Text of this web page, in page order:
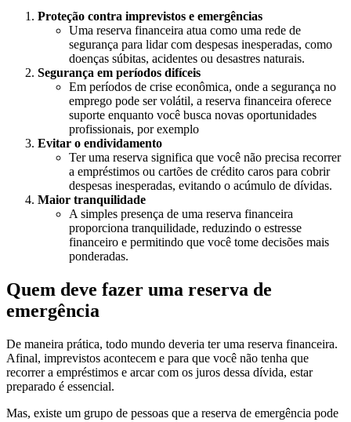
Proteção contra imprevistos e emergências
Uma reserva financeira atua como uma rede de
segurança para lidar com despesas inesperadas, como
doenças súbitas, acidentes ou desastres naturais.
Segurança em períodos difíceis
Em períodos de crise econômica, onde a segurança no
emprego pode ser volátil, a reserva financeira oferece
suporte enquanto você busca novas oportunidades
profissionais, por exemplo
Evitar o endividamento
Ter uma reserva significa que você não precisa recorrer
a empréstimos ou cartões de crédito caros para cobrir
despesas inesperadas, evitando o acúmulo de dívidas.
Maior tranquilidade
A simples presença de uma reserva financeira
proporciona tranquilidade, reduzindo o estresse
financeiro e permitindo que você tome decisões mais
ponderadas.
Quem deve fazer uma reserva de
emergência
De maneira prática, todo mundo deveria ter uma reserva financeira.
Afinal, imprevistos acontecem e para que você não tenha que
recorrer a empréstimos e arcar com os juros dessa dívida, estar
preparado é essencial.
Mas, existe um grupo de pessoas que a reserva de emergência pode